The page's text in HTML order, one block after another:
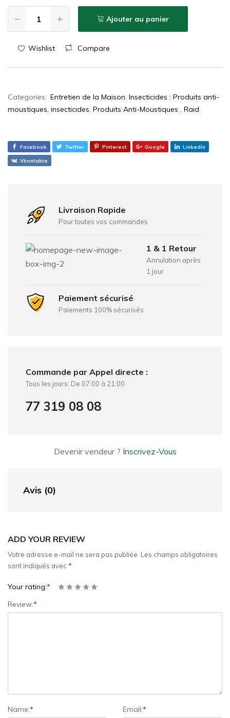
Ajouter au panier
Wishlist Compare
Categories: Entretien de la Maison, Insecticides : Produits anti-
moustiques, insecticides, Produits Anti-Moustiques , Raid
Facebook Twitter Pinterest Google Linkedin
Vkontakte
Livraison Rapide
Pour toutes vos commandes
1 & 1 Retour
Annulation après
1 jour
Paiement sécurisé
Paiements 100% sécurisés
Commande par Appel directe :
Tous les jours: De 07:00 à 21:00
77 319 08 08
Devenir vendeur ? Inscrivez-Vous
Avis (0)
ADD YOUR REVIEW
Votre adresse e-mail ne sera pas publiée. Les champs obligatoires
sont indiqués avec *
Your rating:*
Review:*
Name:* Email:*